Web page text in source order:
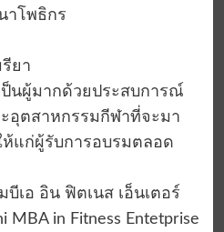
โพธิกร
ยา
ป็นผู้มากด้วยประสบการณ์
อุตสาหกรรมกีฬาที่จะมา
แก่ผู้รับการอบรมตลอด
เอ อิน ฟิตเนส เอ็นเตอร์
MBA in Fitness Entetprise